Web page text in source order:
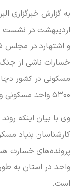
اردیبهشت در نشست
و اشتهارد در مجلس
مسکونی در کشور
۵۳۰۰ واحد مسکونی و تجاری مربوط به استان البرز است.
وی با بیان اینکه
کارشناسان بنیاد
واحد در استان به
است.